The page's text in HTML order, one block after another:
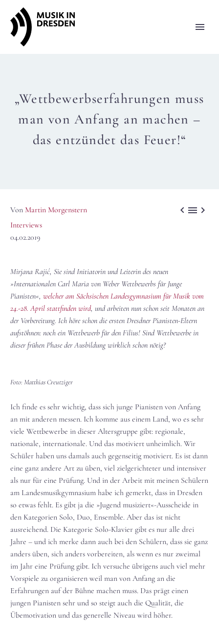
„Wettbewerbserfahrungen muss
man von Anfang an machen –
das entzündet das Feuer!“
  
Von Martin Morgenstern
Interviews
04.02.2019
Mirjana Rajić, Sie sind Initiatorin und Leiterin des neuen
»Internationalen Carl Maria von Weber Wettbewerbs für Junge
Pianisten«, welcher am Sächsischen Landesgymnasium für Musik vom
24.-28. April stattfinden wird, und arbeiten nun schon seit Monaten an
der Vorbereitung. Ich höre schon die ersten Dresdner Pianisten-Eltern
aufstöhnen: noch ein Wettbewerb für den Filius! Sind Wettbewerbe in
dieser frühen Phase der Ausbildung wirklich schon nötig?
Foto: Matthias Creutziger
Ich finde es sehr wichtig, dass sich junge Pianisten von Anfang
an mit anderen messen. Ich komme aus einem Land, wo es sehr
viele Wettbewerbe in dieser Altersgruppe gibt: regionale,
nationale, internationale. Und das motiviert unheimlich. Wir
Schüler haben uns damals auch gegenseitig motiviert. Es ist dann
eine ganz andere Art zu üben, viel zielgerichteter und intensiver
als nur für eine Prüfung. Und in der Arbeit mit meinen Schülern
am Landesmusikgymnasium habe ich gemerkt, dass in Dresden
so etwas fehlt. Es gibt ja die »Jugend musiziert«-Ausscheide in
den Kategorien Solo, Duo, Ensemble. Aber das ist nicht
ausreichend. Die Kategorie Solo-Klavier gibt es nur alle drei
Jahre – und ich merke dann auch bei den Schülern, dass sie ganz
anders üben, sich anders vorbereiten, als wenn es nur zweimal
im Jahr eine Prüfung gibt. Ich versuche übrigens auch viel mehr
Vorspiele zu organisieren weil man von Anfang an die
Erfahrungen auf der Bühne machen muss. Das prägt einen
jungen Pianisten sehr und so steigt auch die Qualität, die
Übemotivation und das generelle Niveau wird höher.